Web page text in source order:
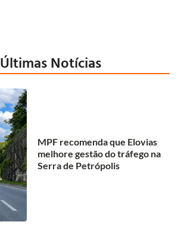
Últimas Notícias
MPF recomenda que Elovias
melhore gestão do tráfego na
Serra de Petrópolis